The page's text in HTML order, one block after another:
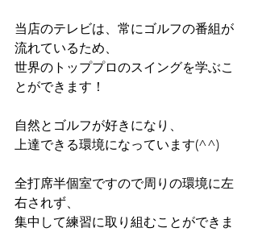
当店のテレビは、常にゴルフの番組が
流れているため、
世界のトッププロのスイングを学ぶこ
とができます！
自然とゴルフが好きになり、
上達できる環境になっています(^^)
全打席半個室ですので周りの環境に左
右されず、
集中して練習に取り組むことができま